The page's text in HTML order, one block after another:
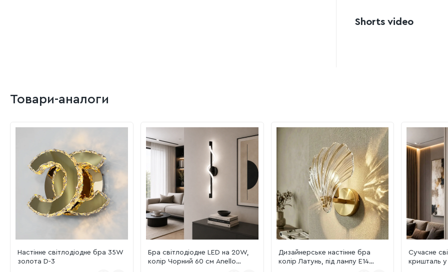
Shorts video
Товари-аналоги
Настінне світлодіодне бра 35W
золота D-3
Бра світлодіодне LED на 20W,
колір Чорний 60 см Anello
Дизайнерське настінне бра
колір Латунь, під лампу E14
Сучасне
кришталь у